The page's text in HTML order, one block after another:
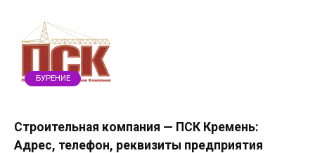
БУРЕНИЕ
Строительная компания — ПСК Кремень:
Адрес, телефон, реквизиты предприятия